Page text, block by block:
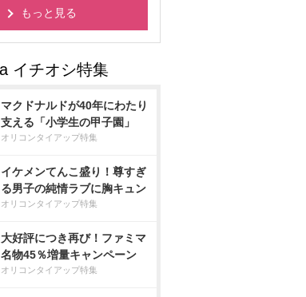
もっと見る
マクドナルドが40年にわたり
支える「小学生の甲子園」
オリコンタイアップ特集
イケメンてんこ盛り！尊すぎ
る男子の純情ラブに胸キュン
オリコンタイアップ特集
大好評につき再び！ファミマ
名物45％増量キャンペーン
オリコンタイアップ特集